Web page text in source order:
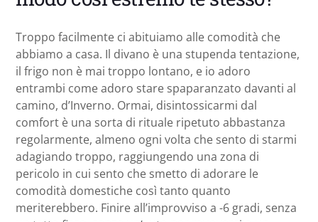
Troppo facilmente ci abituiamo alle comodità che
abbiamo a casa. Il divano è una stupenda tentazione,
il frigo non è mai troppo lontano, e io adoro
entrambi come adoro stare spaparanzato davanti al
camino, d’Inverno. Ormai, disintossicarmi dal
comfort è una sorta di rituale ripetuto abbastanza
regolarmente, almeno ogni volta che sento di starmi
adagiando troppo, raggiungendo una zona di
pericolo in cui sento che smetto di adorare le
comodità domestiche così tanto quanto
meriterebbero. Finire all’improvviso a -6 gradi, senza